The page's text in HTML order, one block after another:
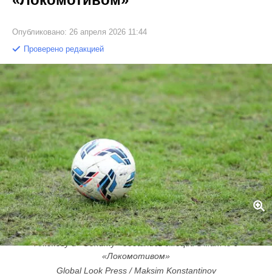
Опубликовано: 26 апреля 2026 11:44
Проверено редакцией
Сейв на 99-й минуте, мат и потеря лидерства: во сколько
Анюкову и «Зениту» обошлись эмоции в матче с
«Локомотивом»
Global Look Press / Maksim Konstantinov